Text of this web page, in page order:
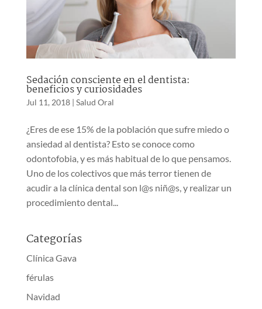
Sedación consciente en el dentista:
beneficios y curiosidades
Jul 11, 2018| Salud Oral
¿Eres de ese 15% de la población que sufre miedo o
ansiedad al dentista? Esto se conoce como
odontofobia, y es más habitual de lo que pensamos.
Uno de los colectivos que más terror tienen de
acudir a la clínica dental son l@s niñ@s, y realizar un
procedimiento dental...
Categorías
Clínica Gava
férulas
Navidad